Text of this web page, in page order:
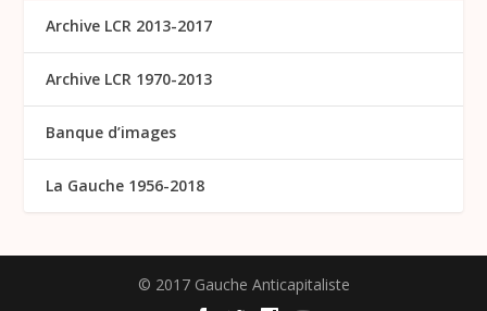
Archive LCR 2013-2017
Archive LCR 1970-2013
Banque d’images
La Gauche 1956-2018
© 2017 Gauche Anticapitaliste